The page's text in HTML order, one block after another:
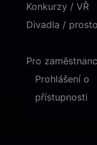
Konkurzy / VŘ
Divadla /
Pro
Prohlášení o
přístupnosti